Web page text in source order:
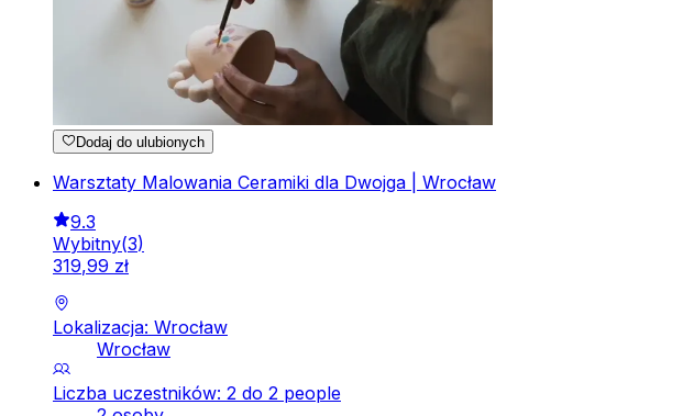
Dodaj do ulubionych
Warsztaty Malowania Ceramiki dla Dwojga | Wrocław
9.3
Wybitny(3)
319,99 zł
Lokalizacja: Wrocław
Wrocław
Liczba uczestników: 2 do 2 people